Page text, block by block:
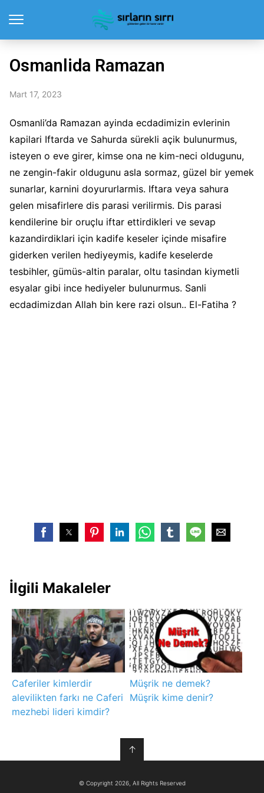
Osmanlida Ramazan
Mart 17, 2023
Osmanli’da Ramazan ayinda ecdadimizin evlerinin
kapilari Iftarda ve Sahurda sürekli açik bulunurmus,
isteyen o eve girer, kimse ona ne kim-neci oldugunu,
ne zengin-fakir oldugunu asla sormaz, güzel bir yemek
sunarlar, karnini doyururlarmis. Iftara veya sahura
gelen misafirlere dis parasi verilirmis. Dis parasi
kendilerine bir oruçlu iftar ettirdikleri ve sevap
kazandirdiklari için kadife keseler içinde misafire
giderken verilen hediyeymis, kadife keselerde
tesbihler, gümüs-altin paralar, oltu tasindan kiymetli
esyalar gibi ince hediyeler bulunurmus. Sanli
ecdadimizdan Allah bin kere razi olsun.. El-Fatiha ?
İlgili Makaleler
Caferiler kimlerdir
alevilikten farkı ne Caferi
mezhebi lideri kimdir?
Müşrik ne demek?
Müşrik kime denir?
↑
© Copyright 2026, All Rights Reserved